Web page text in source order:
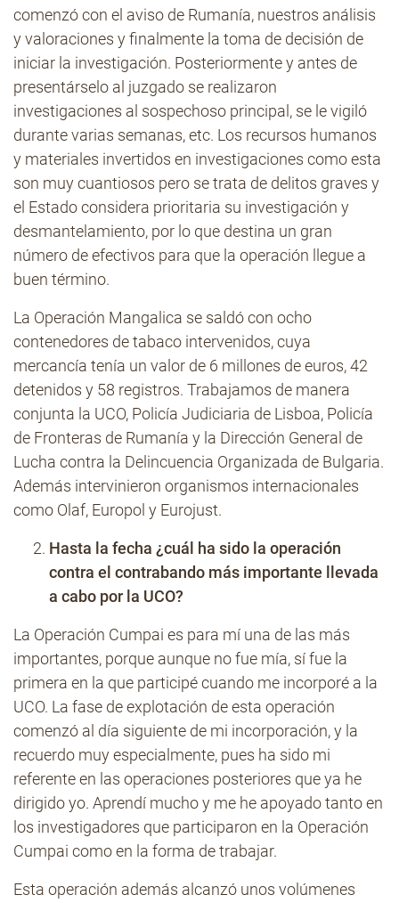
comenzó con el aviso de Rumanía, nuestros análisis
y valoraciones y finalmente la toma de decisión de
iniciar la investigación. Posteriormente y antes de
presentárselo al juzgado se realizaron
investigaciones al sospechoso principal, se le vigiló
durante varias semanas, etc. Los recursos humanos
y materiales invertidos en investigaciones como esta
son muy cuantiosos pero se trata de delitos graves y
el Estado considera prioritaria su investigación y
desmantelamiento, por lo que destina un gran
número de efectivos para que la operación llegue a
buen término.
La Operación Mangalica se saldó con ocho
contenedores de tabaco intervenidos, cuya
mercancía tenía un valor de 6 millones de euros, 42
detenidos y 58 registros. Trabajamos de manera
conjunta la UCO, Policía Judiciaria de Lisboa, Policía
de Fronteras de Rumanía y la Dirección General de
Lucha contra la Delincuencia Organizada de Bulgaria.
Además intervinieron organismos internacionales
como Olaf, Europol y Eurojust.
Hasta la fecha ¿cuál ha sido la operación
contra el contrabando más importante llevada
a cabo por la UCO?
La Operación Cumpai es para mí una de las más
importantes, porque aunque no fue mía, sí fue la
primera en la que participé cuando me incorporé a la
UCO. La fase de explotación de esta operación
comenzó al día siguiente de mi incorporación, y la
recuerdo muy especialmente, pues ha sido mi
referente en las operaciones posteriores que ya he
dirigido yo. Aprendí mucho y me he apoyado tanto en
los investigadores que participaron en la Operación
Cumpai como en la forma de trabajar.
Esta operación además alcanzó unos volúmenes